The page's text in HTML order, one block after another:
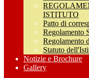
ISTITUTO
Patto di
Regolamento
Regolamento
Statuto
Notizie e Brochure
Gallery